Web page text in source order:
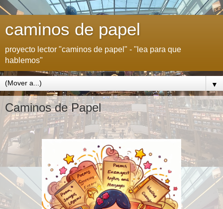
caminos de papel
proyecto lector "caminos de papel" - "lea para que
hablemos"
▼
Caminos de Papel